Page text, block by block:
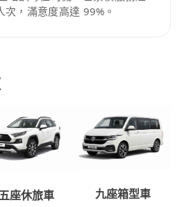
次，滿意度高達 99%。
五座休旅車
九座箱型車